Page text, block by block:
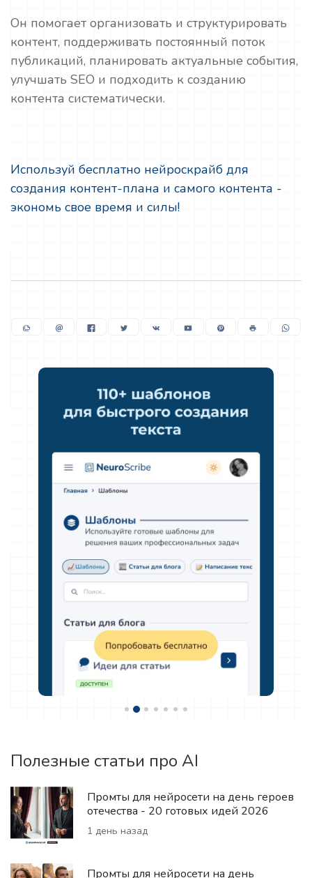
Он помогает организовать и структурировать
контент, поддерживать постоянный поток
публикаций, планировать актуальные события,
улучшать SEO и подходить к созданию
контента систематически.
Используй бесплатно нейроскрайб для
создания контент-плана и самого контента -
экономь свое время и силы!
Полезные статьи про AI
Промты для нейросети на день героев
отечества - 20 готовых идей 2026
1 день назад
Промты для нейросети на день